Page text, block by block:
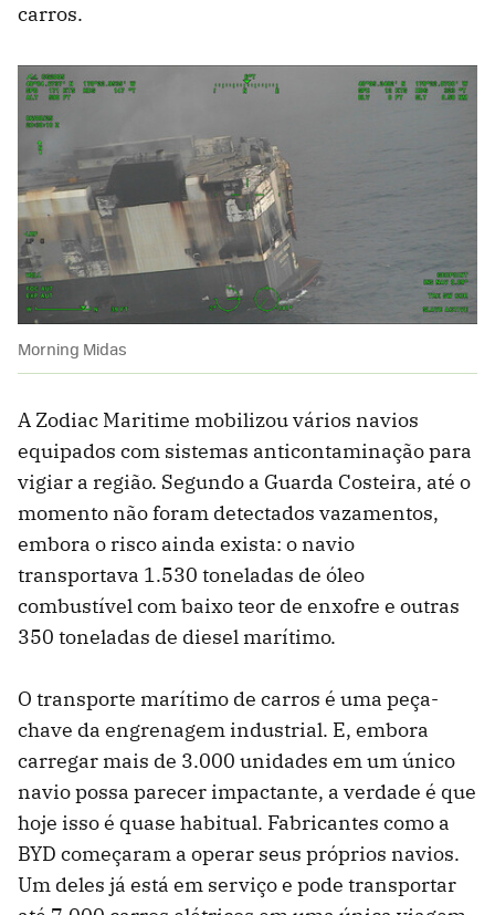
carros.
Morning Midas
A Zodiac Maritime mobilizou vários navios
equipados com sistemas anticontaminação para
vigiar a região. Segundo a Guarda Costeira, até o
momento não foram detectados vazamentos,
embora o risco ainda exista: o navio
transportava 1.530 toneladas de óleo
combustível com baixo teor de enxofre e outras
350 toneladas de diesel marítimo.
O transporte marítimo de carros é uma peça-
chave da engrenagem industrial. E, embora
carregar mais de 3.000 unidades em um único
navio possa parecer impactante, a verdade é que
hoje isso é quase habitual. Fabricantes como a
BYD começaram a operar seus próprios navios.
Um deles já está em serviço e pode transportar